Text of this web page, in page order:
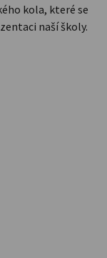
kola, které se
naší školy.